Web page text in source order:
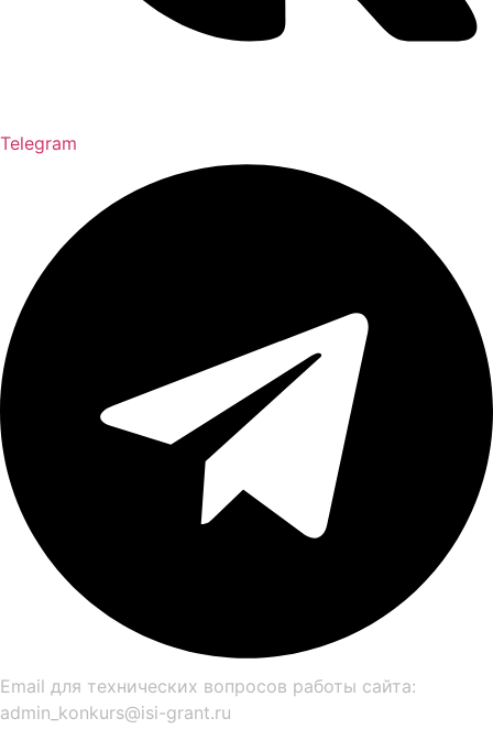
Telegram
Email для технических вопросов работы сайта:
admin_konkurs@isi-grant.ru